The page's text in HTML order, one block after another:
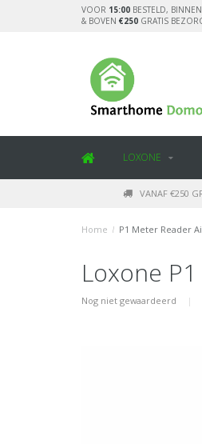
VOOR 15:00 BESTELD,
& BOVEN €250 GRATIS
LOXONE
VANAF €250
Home / P1 Meter Reader
Loxone
Nog niet gewaardeerd |